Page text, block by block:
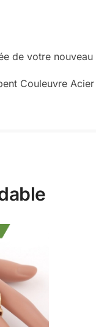
de votre nouveau
Couleuvre